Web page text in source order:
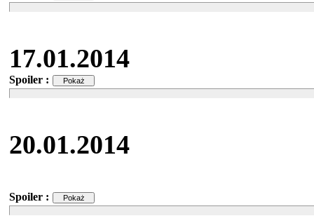
17.01.2014
Spoiler :
20.01.2014
Spoiler :